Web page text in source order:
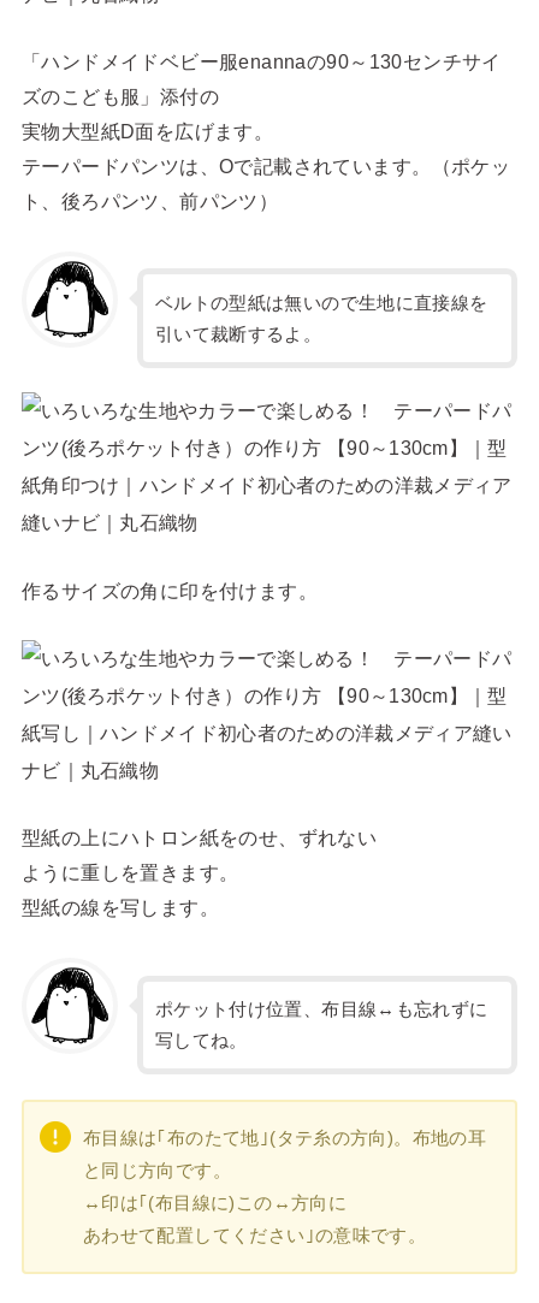
「ハンドメイドベビー服enannaの90～130センチサイ
ズのこども服」添付の
実物大型紙D面を広げます。
テーパードパンツは、Oで記載されています。（ポケッ
ト、後ろパンツ、前パンツ）
ベルトの型紙は無いので生地に直接線を
引いて裁断するよ。
作るサイズの角に印を付けます。
型紙の上にハトロン紙をのせ、ずれない
ように重しを置きます。
型紙の線を写します。
ポケット付け位置、布目線↔も忘れずに
写してね。
布目線は｢布のたて地｣(タテ糸の方向)。布地の耳
と同じ方向です。
↔印は｢(布目線に)この↔方向に
あわせて配置してください｣の意味です。